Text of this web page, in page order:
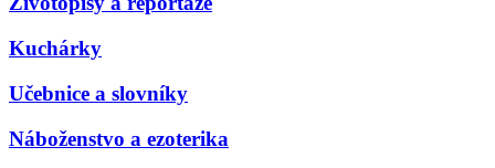
Kuchárky
Učebnice a slovníky
Náboženstvo a ezoterika